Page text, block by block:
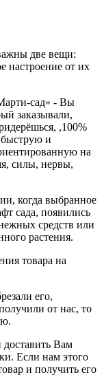
две вещи:
настроение от их
сад» - Вы
заказывали,
,100%
и
на
силы, нервы,
когда выбранное
сада, появились
средств или
растения.
товара на
его,
от нас, то
доставить Вам
Если нам этого
и получить его